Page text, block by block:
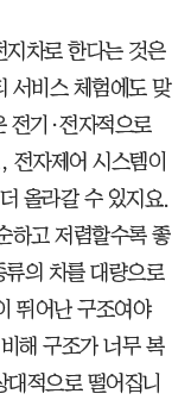
지차로 한다는 것은
서비스 체험에도 맞
전기·전자적으로
전자제어 시스템이
올라갈 수 있지요.
하고 저렴할수록 좋
의 차를 대량으로
뛰어난 구조여야
해 구조가 너무 복
적으로 떨어집니